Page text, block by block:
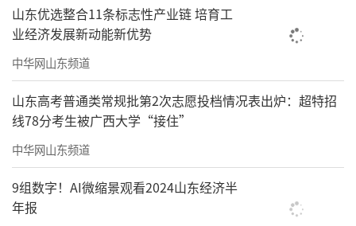
山东优选整合11条标志性产业链 培育工
业经济发展新动能新优势
中华网山东频道
山东高考普通类常规批第2次志愿投档情况表出炉：超特招
线78分考生被广西大学“接住”
中华网山东频道
9组数字！AI微缩景观看2024山东经济半
年报